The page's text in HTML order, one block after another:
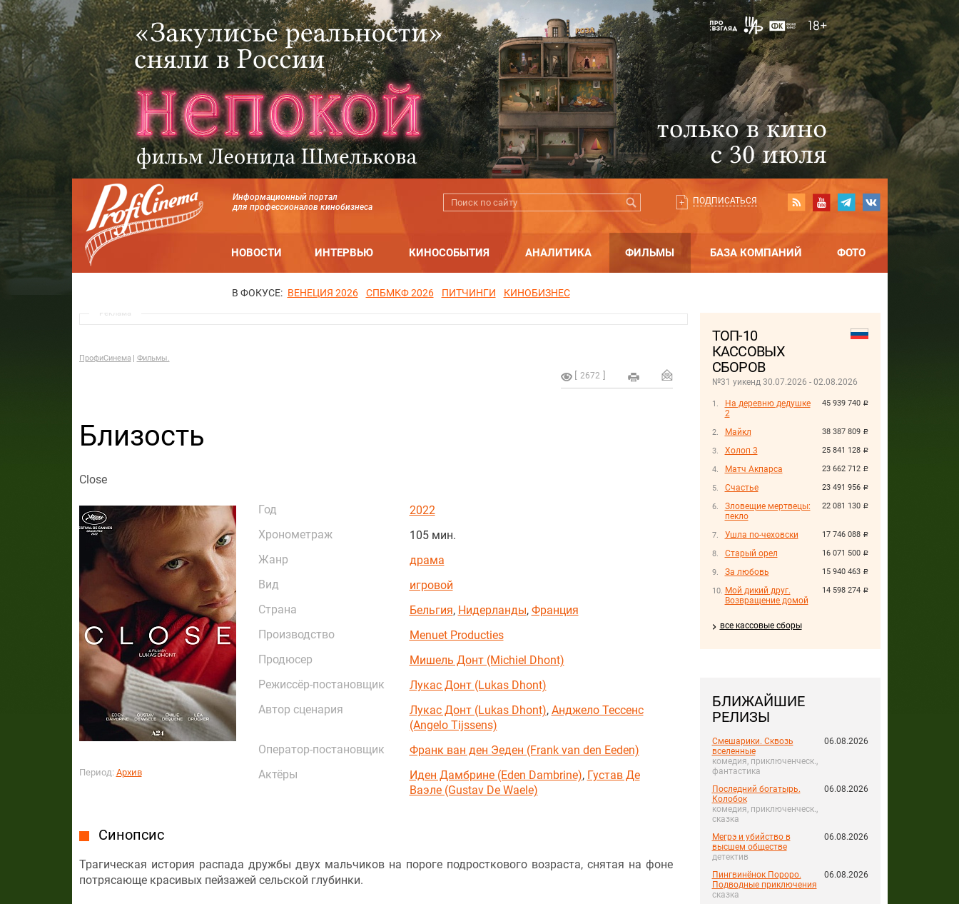
Информационный портал
для профессионалов кинобизнеса
ПОДПИСАТЬСЯ
НОВОСТИ ИНТЕРВЬЮ КИНОСОБЫТИЯ АНАЛИТИКА ФИЛЬМЫ БАЗА КОМПАНИЙ ФОТО
В ФОКУСЕ: ВЕНЕЦИЯ 2026 СПБМКФ 2026 ПИТЧИНГИ КИНОБИЗНЕС
ТОП-10
КАССОВЫХ
СБОРОВ
№31 уикенд 30.07.2026 - 02.08.2026
45 939 740 руб.
На деревню дедушке
2
38 387 809 руб.
Майкл
25 841 128 руб.
Холоп 3
23 662 712 руб.
Матч Акпарса
23 491 956 руб.
Счастье
22 081 130 руб.
Зловещие мертвецы:
пекло
17 746 088 руб.
Ушла по-чеховски
16 071 500 руб.
Старый орел
15 940 463 руб.
За любовь
14 598 274 руб.
Мой дикий друг.
Возвращение домой
все кассовые сборы
БЛИЖАЙШИЕ
РЕЛИЗЫ
Смешарики. Сквозь
вселенные
комедия, приключенческ.,
фантастика
06.08.2026
Последний богатырь.
Колобок
комедия, приключенческ.,
сказка
06.08.2026
Мегрэ и убийство в
высшем обществе
детектив
06.08.2026
Пингвинёнок Пороро.
Подводные приключения
сказка
06.08.2026
Реклама
ПрофиСинема Фильмы.
2672
Близость
Close
Период: Архив
Год
2022
Хронометраж
105 мин.
Жанр
драма
Вид
игровой
Страна
Бельгия, Нидерланды, Франция
Производство
Menuet Producties
Продюсер
Мишель Донт (Michiel Dhont)
Режиссёр-постановщик
Лукас Донт (Lukas Dhont)
Автор сценария
Лукас Донт (Lukas Dhont), Анджело Тессенс
(Angelo Tijssens)
Оператор-постановщик
Франк ван ден Эеден (Frank van den Eeden)
Актёры
Иден Дамбрине (Eden Dambrine), Густав Де
Ваэле (Gustav De Waele)
Синопсис
Трагическая история распада дружбы двух мальчиков на пороге подросткового возраста, снятая на фоне
потрясающе красивых пейзажей сельской глубинки.